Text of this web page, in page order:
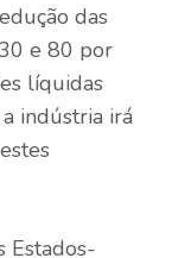
das
e 80 por
líquidas
indústria irá
Estados-